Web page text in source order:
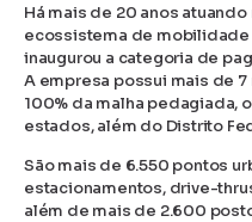
Há mais de 20 anos atuando
ecossistema de mobilidade
inaugurou a categoria de
A empresa possui mais de
100% da malha pedagiada,
estados, além do Distrito
São mais de 6.550 pontos
estacionamentos, drive-
além de mais de 2.600